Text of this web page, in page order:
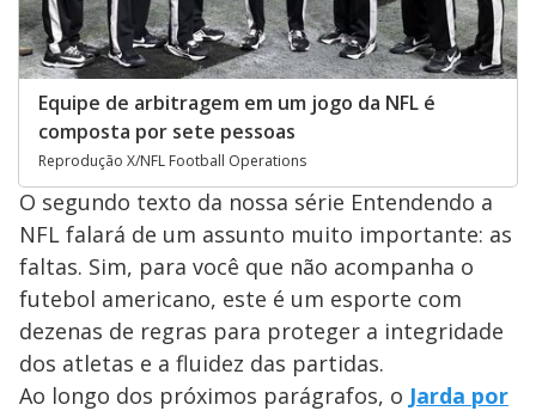
Equipe de arbitragem em um jogo da NFL é
composta por sete pessoas
Reprodução X/NFL Football Operations
O segundo texto da nossa série Entendendo a
NFL falará de um assunto muito importante: as
faltas. Sim, para você que não acompanha o
futebol americano, este é um esporte com
dezenas de regras para proteger a integridade
dos atletas e a fluidez das partidas.
Ao longo dos próximos parágrafos, o Jarda por